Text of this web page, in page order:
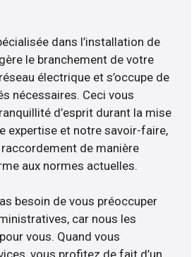
dans l’installation de
le branchement de votre
électrique et s’occupe de
nécessaires. Ceci vous
d’esprit durant la mise
expertise et notre savoir-faire,
de manière
aux normes actuelles.
besoin de vous préoccuper
car nous les
vous. Quand vous